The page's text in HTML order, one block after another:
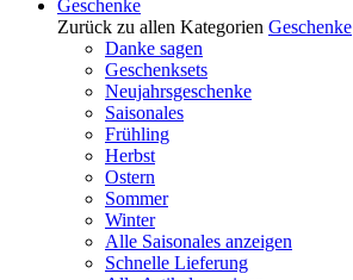
Geschenke
Zurück zu allen Kategorien Geschenke
Danke sagen
Geschenksets
Neujahrsgeschenke
Saisonales
Frühling
Herbst
Ostern
Sommer
Winter
Alle Saisonales anzeigen
Schnelle Lieferung